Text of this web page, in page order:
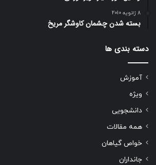
8 ژانویه 2010
بسته شدن چشمان کاوشگر مريخ
دسته بندی ها
آموزش
ویژه
دانشجویی
همه مقالات
خواص گیاهان
جانداران